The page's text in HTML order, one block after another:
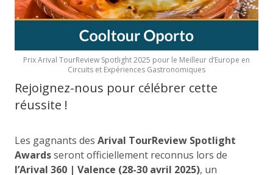
Prix Arival TourReview Spotlight 2025 pour le Meilleur d’Europe en
Circuits et Expériences Gastronomiques
Rejoignez-nous pour célébrer cette
réussite !
Les gagnants des Arival TourReview Spotlight
Awardsseront officiellement reconnus lors de
l’Arival 360 | Valence (28-30 avril 2025), un